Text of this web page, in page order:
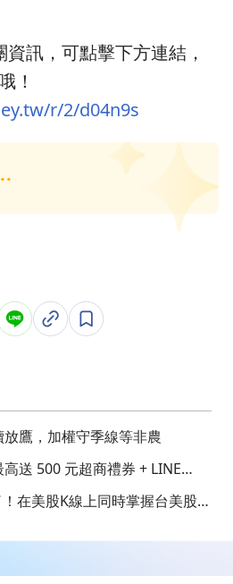
訊，可點擊下方連結，
！
r/2/d04n9s
放鷹，加權守季線等非農
高送 500 元超商禮券 + LINE
在美股K線上同時掌握台美股損